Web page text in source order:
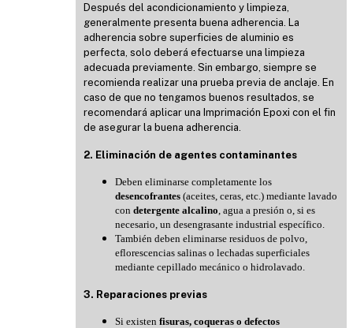
Después del acondicionamiento y limpieza,
generalmente presenta buena adherencia. La
adherencia sobre superficies de aluminio es
perfecta, solo deberá efectuarse una limpieza
adecuada previamente. Sin embargo, siempre se
recomienda realizar una prueba previa de anclaje. En
caso de que no tengamos buenos resultados, se
recomendará aplicar una Imprimación Epoxi con el fin
de asegurar la buena adherencia.
2. Eliminación de agentes contaminantes
Deben eliminarse completamente los
desencofrantes (aceites, ceras, etc.) mediante lavado
con detergente alcalino , agua a presión o, si es
necesario, un desengrasante industrial específico.
También deben eliminarse residuos de polvo,
eflorescencias salinas o lechadas superficiales
mediante cepillado mecánico o hidrolavado.
3. Reparaciones previas
Si existen fisuras, coqueras o defectos